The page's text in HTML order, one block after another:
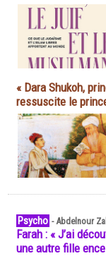
« Dara Shukoh,
ressuscite le
Psycho -Abdelnour
Farah : « J’ai
une autre fille